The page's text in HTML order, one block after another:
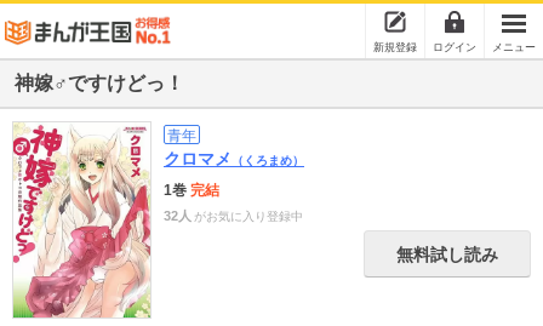
新規登録 ログイン メニュー
神嫁♂ですけどっ！
青年
クロマメ （くろまめ）
1巻 完結
32人 がお気に入り登録中
無料試し読み